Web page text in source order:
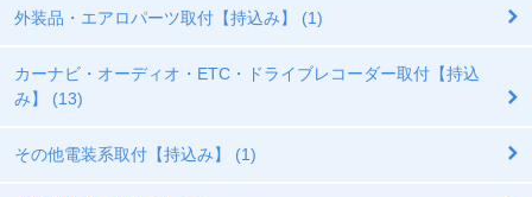
外装品・エアロパーツ取付【持込み】 (1)
カーナビ・オーディオ・ETC・ドライブレコーダー取付【持込
み】 (13)
その他電装系取付【持込み】 (1)